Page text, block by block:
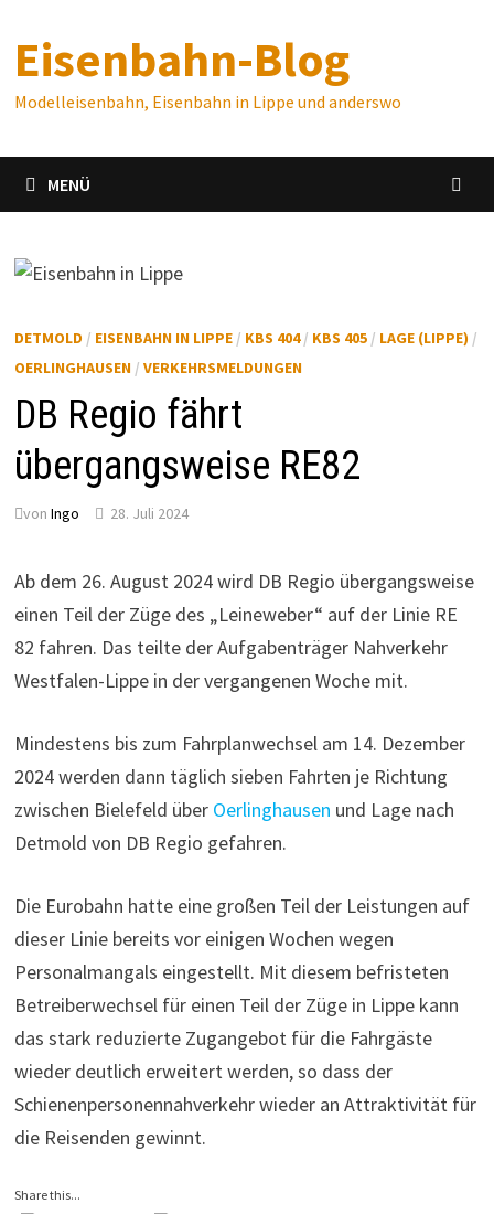
Inhalt
springen
Eisenbahn-Blog
Modelleisenbahn, Eisenbahn in Lippe und anderswo
MENÜ
DETMOLD / EISENBAHN IN LIPPE/ KBS 404/ KBS 405/ LAGE (LIPPE) /
OERLINGHAUSEN/ VERKEHRSMELDUNGEN
DB Regio fährt
übergangsweise RE82
von Ingo 28. Juli 2024
Ab dem 26. August 2024 wird DB Regio übergangsweise
einen Teil der Züge des „Leineweber“ auf der Linie RE
82 fahren. Das teilte der Aufgabenträger Nahverkehr
Westfalen-Lippe in der vergangenen Woche mit.
Mindestens bis zum Fahrplanwechsel am 14. Dezember
2024 werden dann täglich sieben Fahrten je Richtung
zwischen Bielefeld über Oerlinghausen und Lage nach
Detmold von DB Regio gefahren.
Die Eurobahn hatte eine großen Teil der Leistungen auf
dieser Linie bereits vor einigen Wochen wegen
Personalmangals eingestellt. Mit diesem befristeten
Betreiberwechsel für einen Teil der Züge in Lippe kann
das stark reduzierte Zugangebot für die Fahrgäste
wieder deutlich erweitert werden, so dass der
Schienenpersonennahverkehr wieder an Attraktivität für
die Reisenden gewinnt.
Share this...